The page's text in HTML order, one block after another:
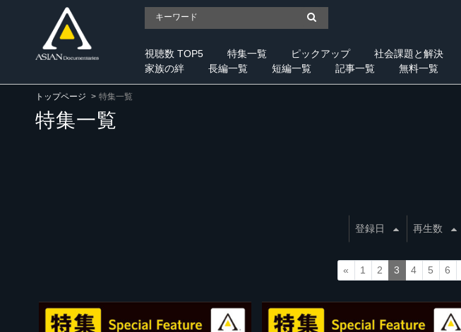
視聴数 TOP5 特集一覧 ピックアップ 社会課題と解決
家族の絆
長編一覧 短編一覧 記事一覧 無料一覧
トップページ 特集一覧
特集一覧
登録日 再生数
« 1 2 3 4 5 6